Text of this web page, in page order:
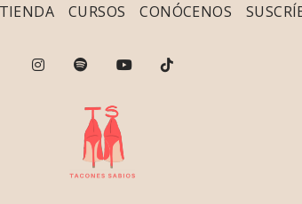
TIENDA CURSOS CONÓCENOS